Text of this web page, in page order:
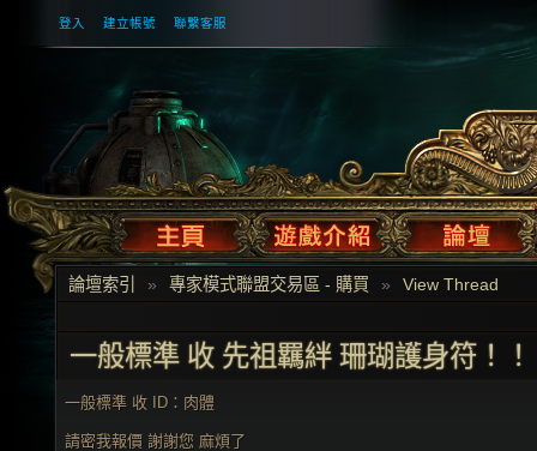
登入 建立帳號 聯繫客服
論壇索引 » 專家模式聯盟交易區 - 購買 » View Thread
一般標準 收 先祖羈絆 珊瑚護身符！！
一般標準 收 ID：肉體
請密我報價 謝謝您 麻煩了